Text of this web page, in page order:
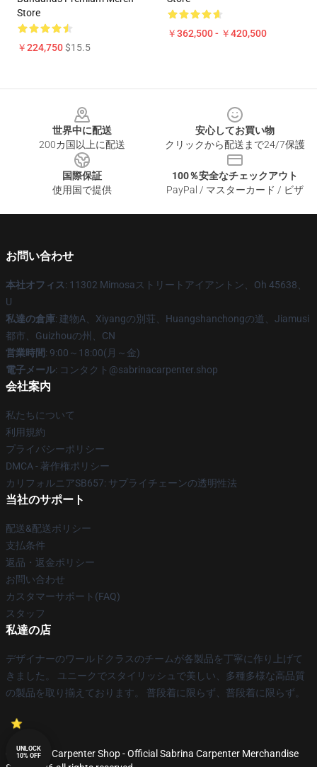
Store
￥224,750$15.5
￥362,500 - ￥420,500
世界中に配送
200カ国以上に配送
安心してお買い物
クリックから配送まで24/7保護
国際保証
使用国で提供
100％安全なチェックアウト
PayPal / マスターカード / ビザ
お問い合わせ
本社オフィス: 11302 Mimosaストリートアイアントン、Oh 45638、
U
私達の倉庫: 建物A、Xiyangの別荘、Huangshanchongの道、Jiamusi
都市、Guizhouの州、CN
営業時間: 9:00～18:00(月～金)
電子メール: コンタクト@sabrinacarpenter.shop
会社案内
私たちについて
利用規約
プライバシーポリシー
DMCA - 著作権ポリシー
カリフォルニアSB657: サプライチェーンの透明性法
当社のサポート
配送&配送ポリシー
支払条件
返品・返金ポリシー
お問い合わせ
カスタマーサポート(FAQ)
スタッフ
私達の店
デザイナーのワールドクラスのチームが各製品を丁寧に作り上げて
きました。 ユニークでスタイリッシュで美しい、多種多様な高品質
の製品を取り揃えております。 普段着に限らず、普段着に限らず。
© Sabrina Carpenter Shop - Official Sabrina Carpenter Merchandise
UNLOCK
10% OFF